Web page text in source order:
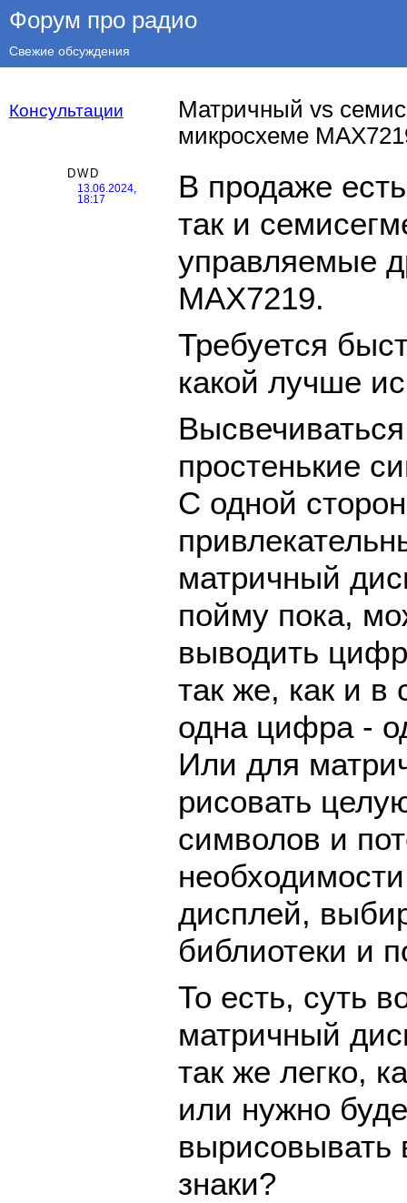
Форум про радио
Свежие обсуждения
Консультации
Матричный vs
микросхеме
DWD
13.06.2024,
18:17
В продаже
так и
управляемые
MAX7219.
Требуется
какой лучше
простенькие
С одной
матричный
пойму пока,
выводить
так же, как и в
одна цифра -
Или для
рисовать
символов и
дисплей,
библиотеки и
То есть, суть
матричный
так же легко,
или нужно
знаки?